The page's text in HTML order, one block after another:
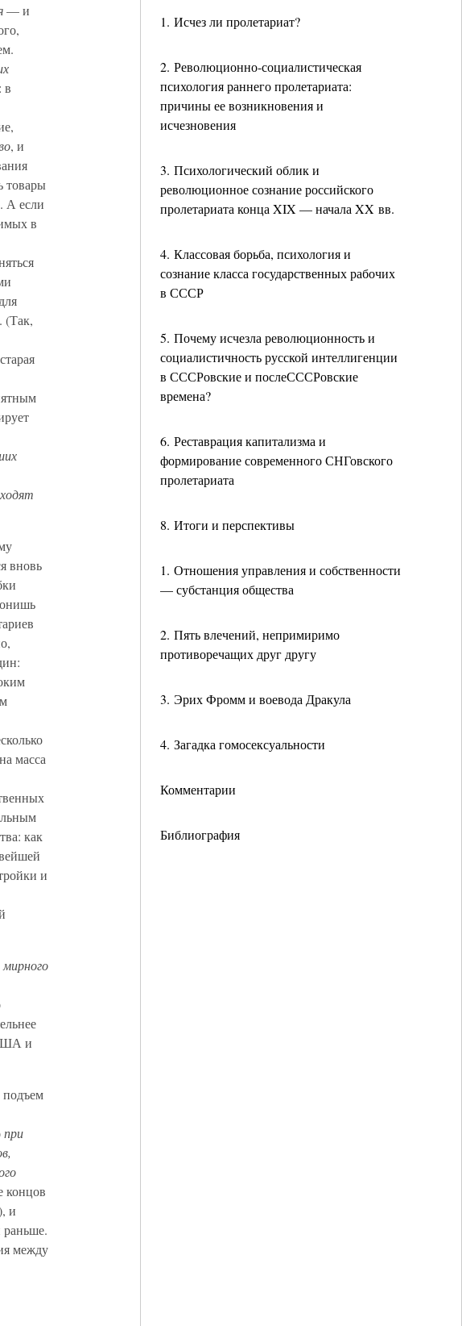
1. Исчез ли пролетариат?
2. Революционно-социалистическая
психология раннего пролетариата:
причины ее возникновения и
исчезновения
3. Психологический облик и
революционное сознание российского
пролетариата конца XIX — начала XX вв.
4. Классовая борьба, психология и
сознание класса государственных рабочих
в СССР
5. Почему исчезла революционность и
социалистичность русской интеллигенции
в СССРовские и послеСССРовские
времена?
6. Реставрация капитализма и
формирование современного СНГовского
пролетариата
8. Итоги и перспективы
1. Отношения управления и собственности
— субстанция общества
2. Пять влечений, непримиримо
противоречащих друг другу
3. Эрих Фромм и воевода Дракула
4. Загадка гомосексуальности
Комментарии
Библиография
— и
: в
, и
товары
А если
в
(Так,
вновь
масса
как
и
и
подъем
при
концов
и
раньше.
между